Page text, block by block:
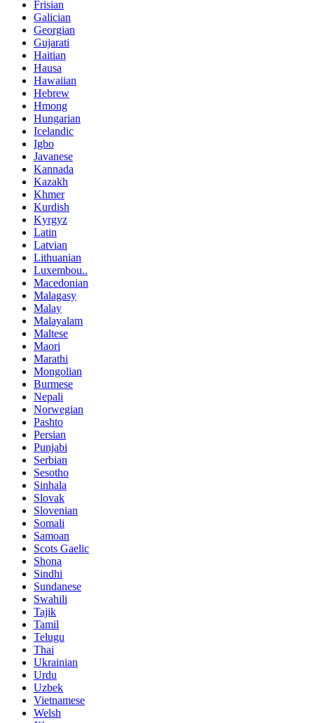
Frisian
Galician
Georgian
Gujarati
Haitian
Hausa
Hawaiian
Hebrew
Hmong
Hungarian
Icelandic
Igbo
Javanese
Kannada
Kazakh
Khmer
Kurdish
Kyrgyz
Latin
Latvian
Lithuanian
Luxembou..
Macedonian
Malagasy
Malay
Malayalam
Maltese
Maori
Marathi
Mongolian
Burmese
Nepali
Norwegian
Pashto
Persian
Punjabi
Serbian
Sesotho
Sinhala
Slovak
Slovenian
Somali
Samoan
Scots Gaelic
Shona
Sindhi
Sundanese
Swahili
Tajik
Tamil
Telugu
Thai
Ukrainian
Urdu
Uzbek
Vietnamese
Welsh